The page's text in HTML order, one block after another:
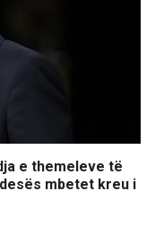
e themeleve të
mbetet kreu i